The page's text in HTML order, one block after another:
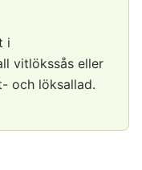
i
vitlökssås eller
och löksallad.